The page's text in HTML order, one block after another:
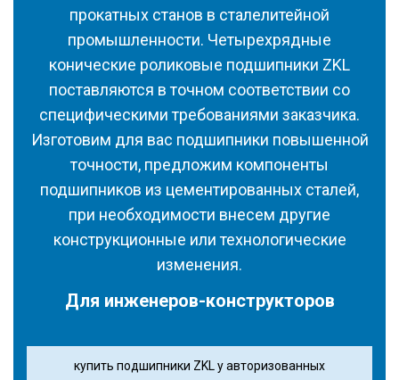
прокатных станов в сталелитейной
промышленности. Четырехрядные
конические роликовые подшипники ZKL
поставляются в точном соответствии со
специфическими требованиями заказчика.
Изготовим для вас подшипники повышенной
точности, предложим компоненты
подшипников из цементированных сталей,
при необходимости внесем другие
конструкционные или технологические
изменения.
Для инженеров-конструкторов
купить подшипники ZKL у авторизованных